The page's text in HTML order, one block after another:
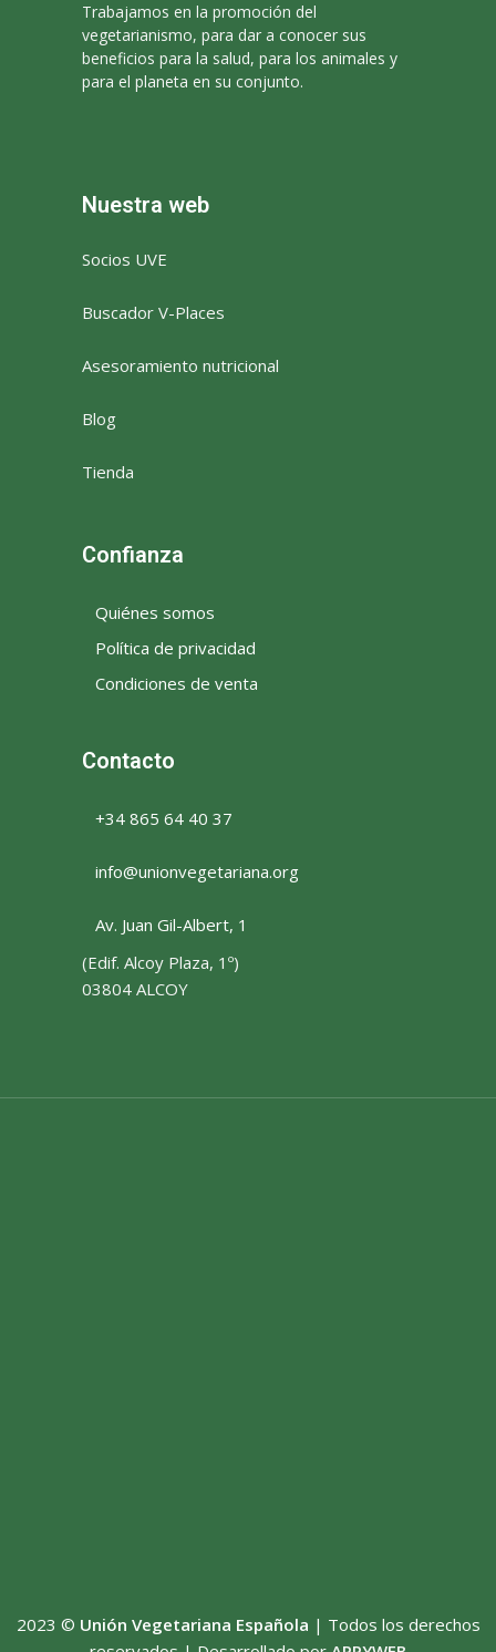
Trabajamos en la promoción del
vegetarianismo, para dar a conocer sus
beneficios para la salud, para los animales y
para el planeta en su conjunto.
Nuestra web
Socios UVE
Buscador V-Places
Asesoramiento nutricional
Blog
Tienda
Confianza
Quiénes somos
Política de privacidad
Condiciones de venta
Contacto
+34 865 64 40 37
info@unionvegetariana.org
Av. Juan Gil-Albert, 1
(Edif. Alcoy Plaza, 1º)
03804 ALCOY
2023 © Unión Vegetariana Española | Todos los derechos